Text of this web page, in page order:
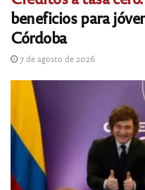
beneficios para
Córdoba
7 de agosto de 2026